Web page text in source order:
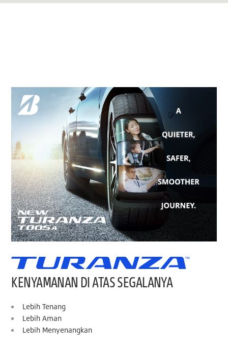
KENYAMANAN DI ATAS SEGALANYA
Lebih Tenang
Lebih Aman
Lebih Menyenangkan